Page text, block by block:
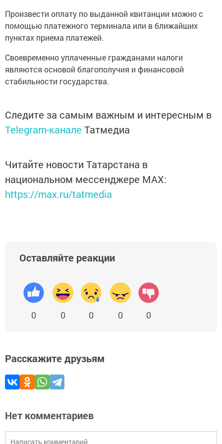
Произвести оплату по выданной квитанции можно с
помощью платежного терминала или в ближайших
пунктах приема платежей.
Своевременно уплаченные гражданами налоги
являются основой благополучия и финансовой
стабильности государства.
Следите за самым важным и интересным в
Telegram-канале Татмедиа
Читайте новости Татарстана в
национальном мессенджере MАХ:
https://max.ru/tatmedia
Оставляйте реакции
0 0 0 0 0
Расскажите друзьям
Нет комментариев